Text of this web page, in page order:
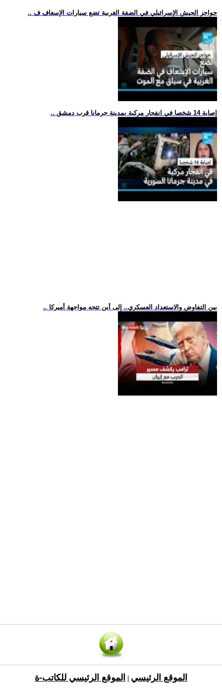
.. حواجز الجيش الإسرائيلي في الضفة الغربية تضع سيارات الإسعاف ف
.. إصابة 14 شخصا في انفجار مركبة بمدينة جرمانا قرب دمشق
.. بين التفاوض والاستعداد العسكري.. إلى أين تتجه مواجهة أميركا
الموقع الرئيسي الموقع الرئيسي للكاتب-ة